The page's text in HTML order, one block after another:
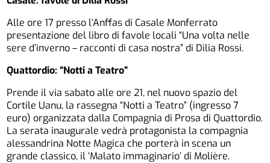
Alle ore 17 presso l’Anffas di Casale Monferrato
presentazione del libro di favole locali “Una volta nelle
sere d’inverno – racconti di casa nostra” di Dilia Rossi.
Quattordio: “Notti a Teatro”
Prende il via sabato alle ore 21, nel nuovo spazio del
Cortile Uanu, la rassegna “Notti a Teatro” (ingresso 7
euro) organizzata dalla Compagnia di Prosa di Quattordio.
La serata inaugurale vedrà protagonista la compagnia
alessandrina Notte Magica che porterà in scena un
grande classico, il ‘Malato immaginario’ di Molière.